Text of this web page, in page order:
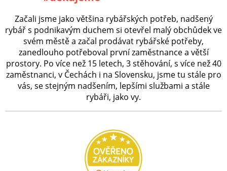
Začali jsme jako většina rybářských potřeb, nadšený
rybář s podnikavým duchem si otevřel malý obchůdek ve
svém městě a začal prodávat rybářské potřeby,
zanedlouho potřeboval první zaměstnance a větší
prostory. Po více než 15 letech, 3 stěhování, s více než 40
zaměstnanci, v Čechách i na Slovensku, jsme tu stále pro
vás, se stejným nadšením, lepšími službami a stále
rybáři, jako vy.